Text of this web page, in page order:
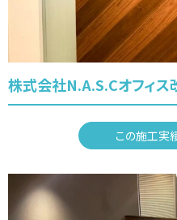
株式会社N.A.S.Cオフィ
この施工実